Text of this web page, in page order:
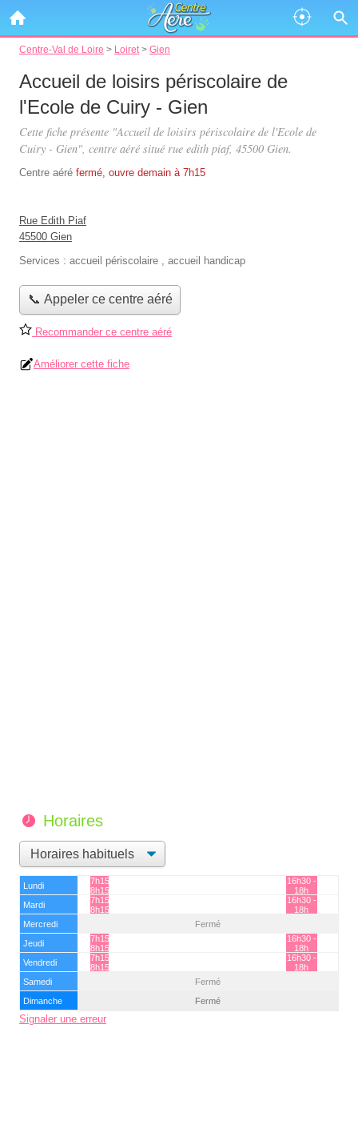
Centre-Val de Loire > Loiret > Gien
Accueil de loisirs périscolaire de
l'Ecole de Cuiry - Gien
Cette fiche présente "Accueil de loisirs périscolaire de l'Ecole de
Cuiry - Gien", centre aéré situé rue edith piaf, 45500 Gien.
Centre aéré fermé, ouvre demain à 7h15
Rue Edith Piaf
45500 Gien
Services : accueil périscolaire , accueil handicap
📞 Appeler ce centre aéré
Recommander ce centre aéré
Améliorer cette fiche
Horaires
Lundi
7h15 -
8h15
16h30 -
18h
Mardi
7h15 -
8h15
16h30 -
18h
Mercredi
Fermé
Jeudi
7h15 -
8h15
16h30 -
18h
Vendredi
7h15 -
8h15
16h30 -
18h
Samedi
Fermé
Dimanche
Fermé
Signaler une erreur